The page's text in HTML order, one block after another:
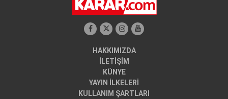
HAKKIMIZDA
İLETİŞİM
KÜNYE
YAYIN İLKELERİ
KULLANIM ŞARTLARI